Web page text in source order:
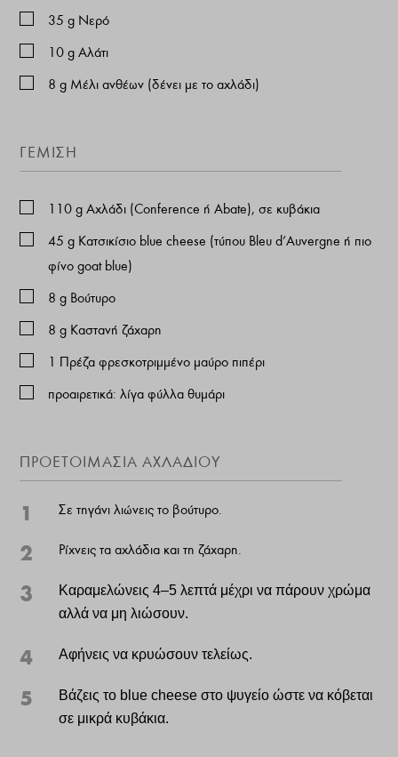
35 g Νερό
10 g Αλάτι
8 g Μέλι ανθέων (δένει με το αχλάδι)
ΓΈΜΙΣΗ
110 g Αχλάδι (Conference ή Abate), σε κυβάκια
45 g Κατσικίσιο blue cheese (τύπου Bleu d’Auvergne ή πιο
φίνο goat blue)
8 g Βούτυρο
8 g Καστανή ζάχαρη
1 Πρέζα φρεσκοτριμμένο μαύρο πιπέρι
προαιρετικά: λίγα φύλλα θυμάρι
ΠΡΟΕΤΟΙΜΑΣΙΑ ΑΧΛΑΔΙΟΥ
1 Σε τηγάνι λιώνεις το βούτυρο.
2 Ρίχνεις τα αχλάδια και τη ζάχαρη.
3
Καραμελώνεις 4–5 λεπτά μέχρι να πάρουν χρώμα
αλλά να μη λιώσουν.
4 Αφήνεις να κρυώσουν τελείως.
5
Βάζεις το blue cheese στο ψυγείο ώστε να κόβεται
σε μικρά κυβάκια.